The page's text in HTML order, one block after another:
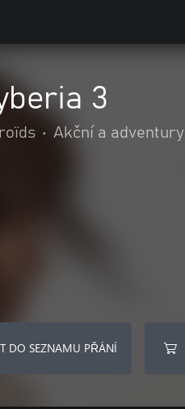
3
• Akční a adventury
DO SEZNAMU PŘÁNÍ